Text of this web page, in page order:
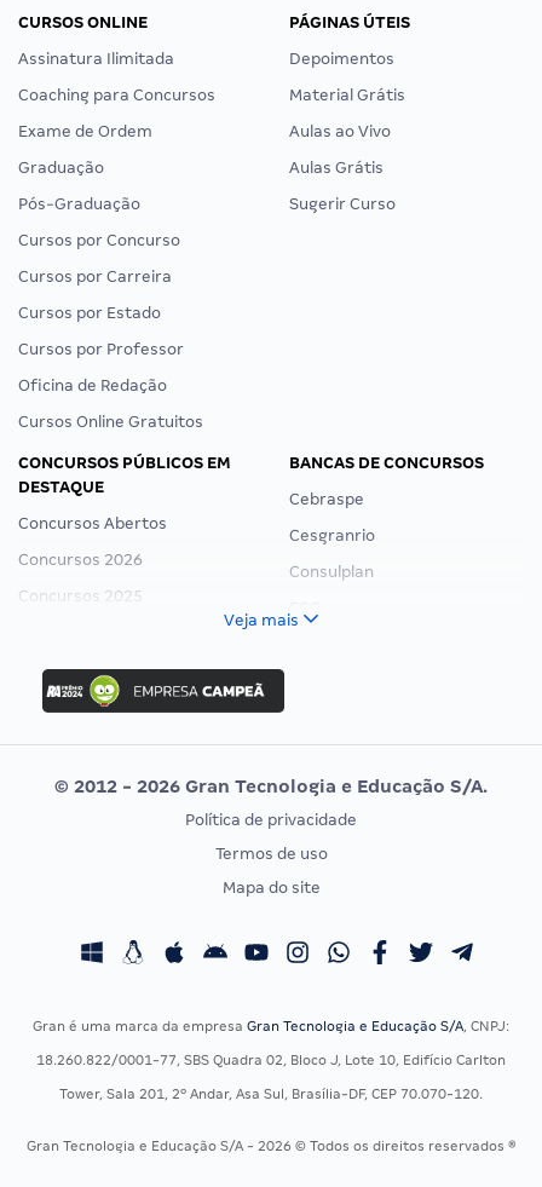
CURSOS ONLINE
Assinatura Ilimitada
Coaching para Concursos
Exame de Ordem
Graduação
Pós-Graduação
Cursos por Concurso
Cursos por Carreira
Cursos por Estado
Cursos por Professor
Oficina de Redação
Cursos Online Gratuitos
PÁGINAS ÚTEIS
Depoimentos
Material Grátis
Aulas ao Vivo
Aulas Grátis
Sugerir Curso
CONCURSOS PÚBLICOS EM
DESTAQUE
Concursos Abertos
Concursos 2026
Concursos 2025
Concurso Nacional Unificado
Concurso Ibama
Concurso MPU
Editais publicados
BANCAS DE CONCURSOS
Cebraspe
Cesgranrio
Consulplan
Vunesp
CONCURSOS POR PROFISSÃO
Concursos Fiscais
Residência Multiprofissional
EXAME DE ORDEM
Calendário OAB
Veja mais
© 2012 - 2026 Gran Tecnologia e Educação S/A.
Política de privacidade
Termos de uso
Mapa do site
Gran é uma marca da empresa Gran Tecnologia e Educação S/A, CNPJ:
18.260.822/0001-77, SBS Quadra 02, Bloco J, Lote 10, Edifício Carlton
Tower, Sala 201, 2º Andar, Asa Sul, Brasília-DF, CEP 70.070-120.
Gran Tecnologia e Educação S/A - 2026 © Todos os direitos reservados ®